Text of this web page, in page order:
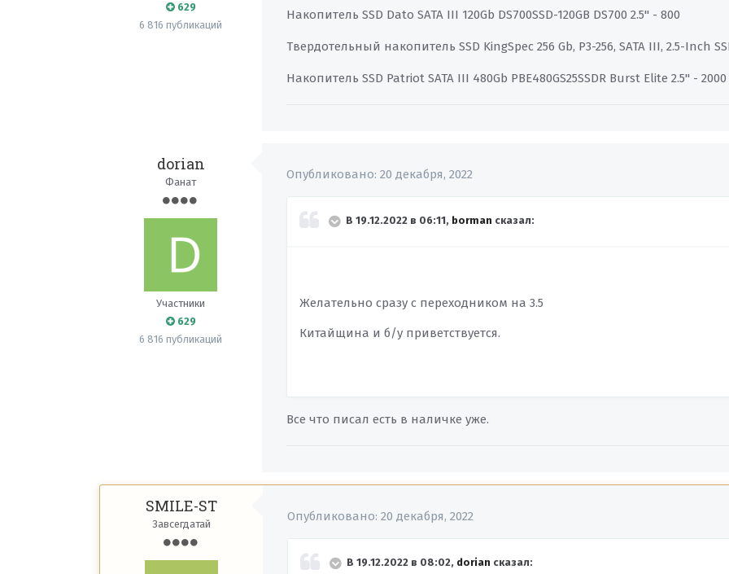
629
6 816 публикаций
Накопитель SSD Dato SATA III 120Gb DS700SSD-120GB DS700 2.5" - 800
Твердотельный накопитель SSD KingSpec 256 Gb, P3-256, SATA III, 2.5-Inch
Накопитель SSD Patriot SATA III 480Gb PBE480GS25SSDR Burst Elite 2.5" - 2000
dorian
Фанат
Участники
629
6 816 публикаций
Опубликовано:20 декабря, 2022
В 19.12.2022 в 06:11, borman сказал:
Желательно сразу с переходником на 3.5
Китайщина и б/у приветствуется.
Все что писал есть в наличке уже.
SMILE-ST
Завсегдатай
Опубликовано:20 декабря, 2022
В 19.12.2022 в 08:02, dorian сказал: